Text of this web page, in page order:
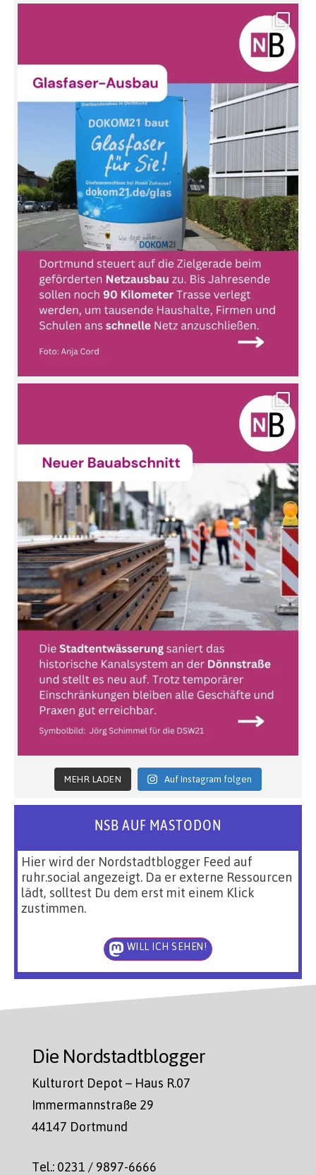
MEHR LADEN Auf Instagram folgen
NSB AUF MASTODON
Hier wird der Nordstadtblogger Feed auf
ruhr.social angezeigt. Da er externe Ressourcen
lädt, solltest Du dem erst mit einem Klick
zustimmen.
WILL ICH SEHEN!
Die Nordstadtblogger
Kulturort Depot – Haus R.07
Immermannstraße 29
44147 Dortmund
Tel.: 0231 / 9897-6666